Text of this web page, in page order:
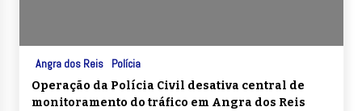
Angra dos Reis Polícia
Operação da Polícia Civil desativa central de
monitoramento do tráfico em Angra dos Reis